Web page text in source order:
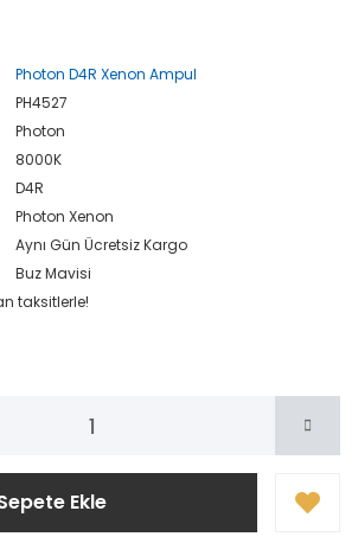
Photon D4R Xenon Ampul
PH4527
Photon
8000K
D4R
Photon Xenon
Aynı Gün Ücretsiz Kargo
Buz Mavisi
taksitlerle!
Ekle